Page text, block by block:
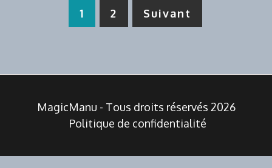
Pagination
1 2 Suivant
MagicManu - Tous droits réservés 2026
Politique de confidentialité